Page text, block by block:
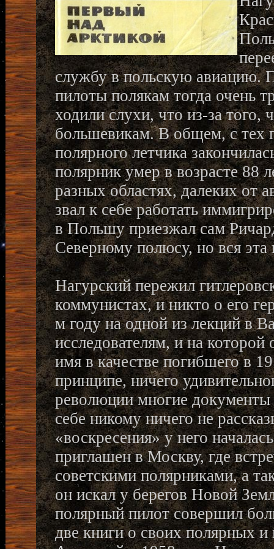
службу в польскую авиацию.
пилоты полякам тогда очень
ходили слухи, что из-за того,
большевикам. В общем, с тех
полярного летчика
полярник умер в возрасте 88
разных областях, далеких от
звал к себе работать
в Польшу приезжал сам
Северному полюсу, но вся
Нагурский пережил
коммунистах, и никто о его
м году на одной из лекций в
исследователям, и на
имя в качестве погибшего в
принципе, ничего
революции многие документы
себе никому ничего не
«воскресения» у него
приглашен в Москву, где
советскими полярниками, а
он искал у берегов Новой
полярный пилот совершил
две книги о своих полярных